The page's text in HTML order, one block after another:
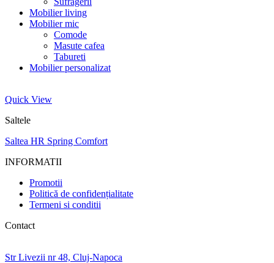
Mobilier living
Mobilier mic
Comode
Masute cafea
Tabureti
Mobilier personalizat
Quick View
Saltele
Saltea HR Spring Comfort
INFORMATII
Promotii
Politică de confidențialitate
Termeni si conditii
Contact
Str Livezii nr 48, Cluj-Napoca